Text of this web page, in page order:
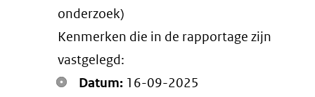
onderzoek)
Kenmerken die in de rapportage zijn
vastgelegd:
Datum: 16-09-2025